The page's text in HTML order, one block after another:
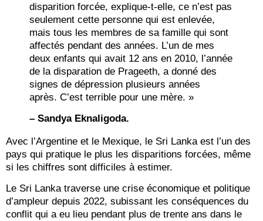
disparition forcée, explique-t-elle, ce n’est pas
seulement cette personne qui est enlevée,
mais tous les membres de sa famille qui sont
affectés pendant des années. L’un de mes
deux enfants qui avait 12 ans en 2010, l’année
de la disparation de Prageeth, a donné des
signes de dépression plusieurs années
après. C’est terrible pour une mère. »
– Sandya Eknaligoda.
Avec l’Argentine et le Mexique, le Sri Lanka est l’un des
pays qui pratique le plus les disparitions forcées, même
si les chiffres sont difficiles à estimer.
Le Sri Lanka traverse une crise économique et politique
d’ampleur depuis 2022, subissant les conséquences du
conflit qui a eu lieu pendant plus de trente ans dans le